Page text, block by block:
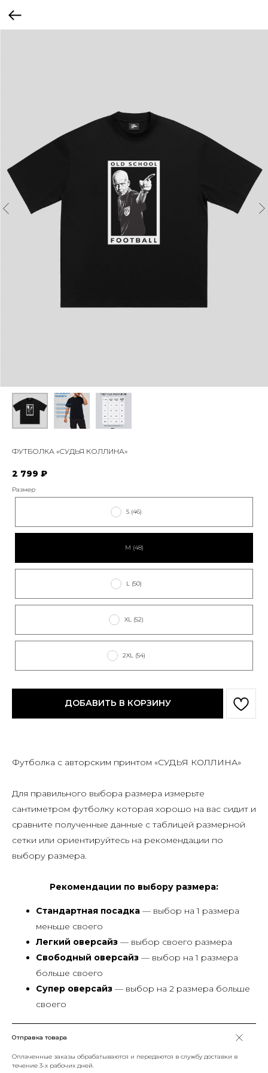
ФУТБОЛКА «СУДЬЯ КОЛЛИНА»
2 799 ₽
Размер
S (46)
M (48)
L (50)
XL (52)
2XL (54)
ДОБАВИТЬ В КОРЗИНУ
Футболка с авторским принтом «СУДЬЯ КОЛЛИНА»
Для правильного выбора размера измерьте
сантиметром футболку которая хорошо на вас сидит и
сравните полученные данные с таблицей размерной
сетки или ориентируйтесь на рекомендации по
выбору размера.
Рекомендации по выбору размера:
Стандартная посадка — выбор на 1 размера
меньше своего
Легкий оверсайз — выбор своего размера
Свободный оверсайз — выбор на 1 размера
больше своего
Супер оверсайз — выбор на 2 размера больше
своего
Отправка товара
Оплаченные заказы обрабатываются и передаются в службу доставки в
течение 3-х рабочих дней.